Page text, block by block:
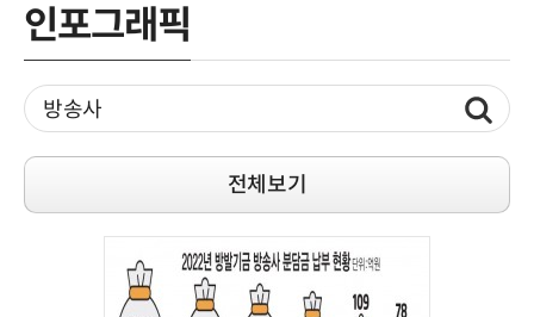
인포그래픽
전체보기